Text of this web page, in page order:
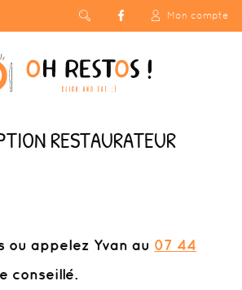
Mon compte
RESTAURATEUR
ou appelez Yvan au 07 44
conseillé.